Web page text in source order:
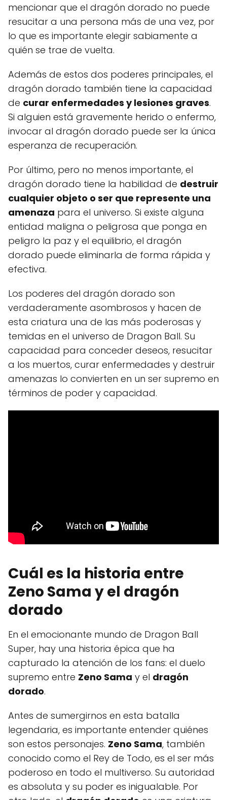
mencionar que el dragón dorado no puede
resucitar a una persona más de una vez, por
lo que es importante elegir sabiamente a
quién se trae de vuelta.
Además de estos dos poderes principales, el
dragón dorado también tiene la capacidad
de curar enfermedades y lesiones graves.
Si alguien está gravemente herido o enfermo,
invocar al dragón dorado puede ser la única
esperanza de recuperación.
Por último, pero no menos importante, el
dragón dorado tiene la habilidad de destruir
cualquier objeto o ser que represente una
amenaza para el universo. Si existe alguna
entidad maligna o peligrosa que ponga en
peligro la paz y el equilibrio, el dragón
dorado puede eliminarla de forma rápida y
efectiva.
Los poderes del dragón dorado son
verdaderamente asombrosos y hacen de
esta criatura una de las más poderosas y
temidas en el universo de Dragon Ball. Su
capacidad para conceder deseos, resucitar
a los muertos, curar enfermedades y destruir
amenazas lo convierten en un ser supremo en
términos de poder y capacidad.
Cuál es la historia entre
Zeno Sama y el dragón
dorado
En el emocionante mundo de Dragon Ball
Super, hay una historia épica que ha
capturado la atención de los fans: el duelo
supremo entre Zeno Sama y el dragón
dorado.
Antes de sumergirnos en esta batalla
legendaria, es importante entender quiénes
son estos personajes. Zeno Sama, también
conocido como el Rey de Todo, es el ser más
poderoso en todo el multiverso. Su autoridad
es absoluta y su poder es inigualable. Por